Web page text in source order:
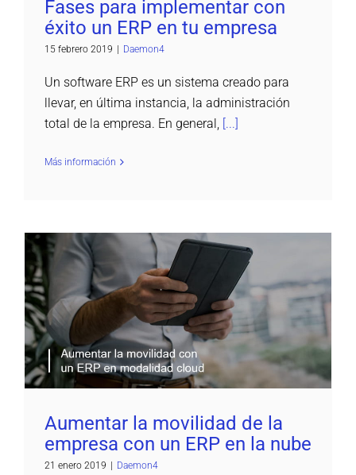
Fases para implementar con
éxito un ERP en tu empresa
15 febrero 2019 | Daemon4
Un software ERP es un sistema creado para
llevar, en última instancia, la administración
total de la empresa. En general, [...]
Más información
Aumentar la movilidad de la empresa con un
ERP en la nube
Daemon4
Aumentar la movilidad de la
empresa con un ERP en la nube
21 enero 2019 | Daemon4